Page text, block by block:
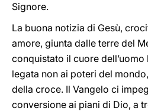
Signore.
La buona notizia di Gesù,
amore, giunta dalle terre del
conquistato il cuore
legata non ai poteri del
della croce. Il Vangelo ci
conversione ai piani di Dio, a